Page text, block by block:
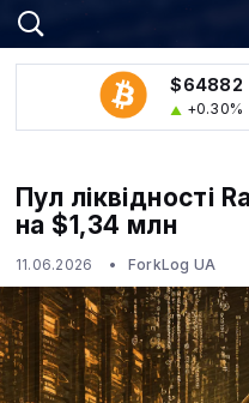
$64882
+0.30%
Пул ліквідності
на $1,34 млн
11.06.2026 ForkLog UA